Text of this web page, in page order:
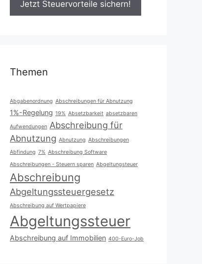
Themen
Abgabenordnung Abschreibungen für Abnutzung
1%-Regelung 19% Absetzbarkeit absetzbaren
Aufwendungen Abschreibung für
Abnutzung Abnutzung Abschreibungen
Abfindung 7% Abschreibung Software
Abschreibungen - Steuern sparen Abgeltungsteuer
Abschreibung
Abgeltungssteuergesetz
Abschreibung auf Wertpapiere
Abgeltungssteuer
Abschreibung auf Immobilien 400-Euro-Job